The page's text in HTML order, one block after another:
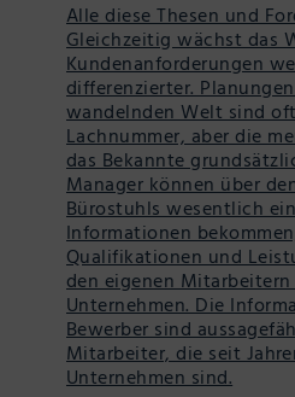
Alle diese Thesen und
Gleichzeitig wächst das
Kundenanforderungen
differenzierter.
wandelnden Welt sind
Lachnummer, aber die
das Bekannte
Manager können über
Bürostuhls wesentlich
Informationen
Qualifikationen und
den eigenen
Unternehmen. Die
Bewerber sind
Mitarbeiter, die seit
Unternehmen sind.